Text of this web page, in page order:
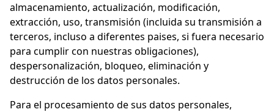
almacenamiento, actualización, modificación,
extracción, uso, transmisión (incluida su transmisión a
terceros, incluso a diferentes paises, si fuera necesario
para cumplir con nuestras obligaciones),
despersonalización, bloqueo, eliminación y
destrucción de los datos personales.
Para el procesamiento de sus datos personales,